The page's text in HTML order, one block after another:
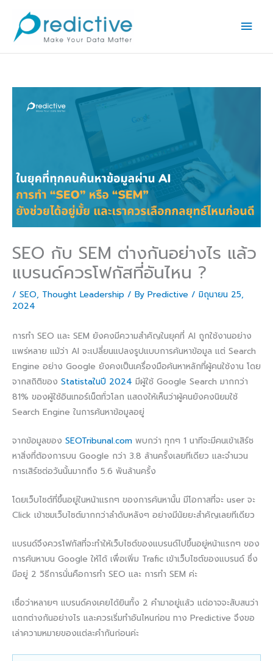
content
SEO กับ SEM ต่างกันอย่างไร แล้ว
แบรนด์ควรโฟกัสที่อันไหน ?
/ SEO, Thought Leadership / By Predictive / มิถุนายน 25,
2024
การทำ SEO และ SEM ยังคงมีความสำคัญในยุคที่ AI ถูกใช้งานอย่าง
แพร่หลาย แม้ว่า AI จะเปลี่ยนแปลงรูปแบบการค้นหาข้อมูล แต่ Search
Engine อย่าง Google ยังคงเป็นเครื่องมือค้นหาหลักที่ผู้คนใช้งาน โดย
จากสถิติของ Statistaในปี 2024 มีผู้ใช้ Google Search มากกว่า
81% ของผู้ใช้อินเทอร์เน็ตทั่วโลก แสดงให้เห็นว่าผู้คนยังคงนิยมใช้
Search Engine ในการค้นหาข้อมูลอยู่
จากข้อมูลของ SEOTribunal.com พบกว่า ทุกๆ 1 นาทีจะมีคนเข้าเสิร์ช
หาสิ่งที่ต้องการบน Google กว่า 3.8 ล้านครั้งเลยทีเดียว และจำนวน
การเสิร์ชต่อวันนั้นมากถึง 5.6 พันล้านครั้ง
โดยเว็บไซต์ที่ขึ้นอยู่ในหน้าแรกๆ ของการค้นหานั้น มีโอกาสที่จะ user จะ
Click เข้าชมเว็บไซต์มากกว่าลำดับหลังๆ อย่างมีนัยยะสำคัญเลยทีเดียว
แบรนด์จึงควรโฟกัสที่จะทำให้เว็บไซต์ของแบรนด์ไปขึ้นอยู่หน้าแรกๆ ของ
การค้นหาบน Google ให้ได้ เพื่อเพิ่ม Trafic เข้าเว็บไซต์ของแบรนด์ ซึ่ง
มีอยู่ 2 วิธีการนั่นคือการทำ SEO และ การทำ SEM ค่ะ
เชื่อว่าหลายๆ แบรนด์คงเคยได้ยินทั้ง 2 คำมาอยู่แล้ว แต่อาจจะสับสนว่า
แตกต่างกันอย่างไร และควรเริ่มทำอันไหนก่อน ทาง Predictive จึงขอ
เล่าความหมายของแต่ละคำกันก่อนค่ะ